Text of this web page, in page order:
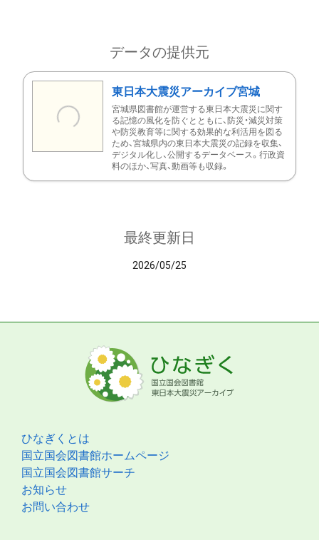
データの提供元
東日本大震災アーカイブ宮城
宮城県図書館が運営する東日本大震災に関す
る記憶の風化を防ぐとともに、防災・減災対策
や防災教育等に関する効果的な利活用を図る
ため、宮城県内の東日本大震災の記録を収集、
デジタル化し、公開するデータベース。行政資
料のほか、写真、動画等も収録。
最終更新日
2026/05/25
ひなぎくとは
国立国会図書館ホームページ
国立国会図書館サーチ
お知らせ
お問い合わせ